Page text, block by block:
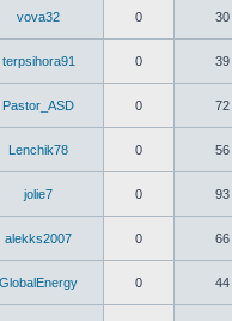
vova32 0 30
terpsihora91 0 39
Pastor_ASD 0 72
Lenchik78 0 56
jolie7 0 93
alekks2007 0 66
GlobalEnergy 0 44